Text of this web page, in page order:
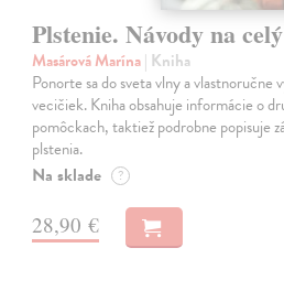
Plstenie. Návody na
Masárová Marína| Kniha
Ponorte sa do sveta vlny a
vecičiek. Kniha obsahuje informácie o
pomôckach, taktiež podrobne popisuje
plstenia.
Na sklade ?
28,90 €